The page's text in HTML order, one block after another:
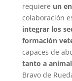
requiere un
colaboración
integrar los
formación
capaces de
tanto a
Bravo de